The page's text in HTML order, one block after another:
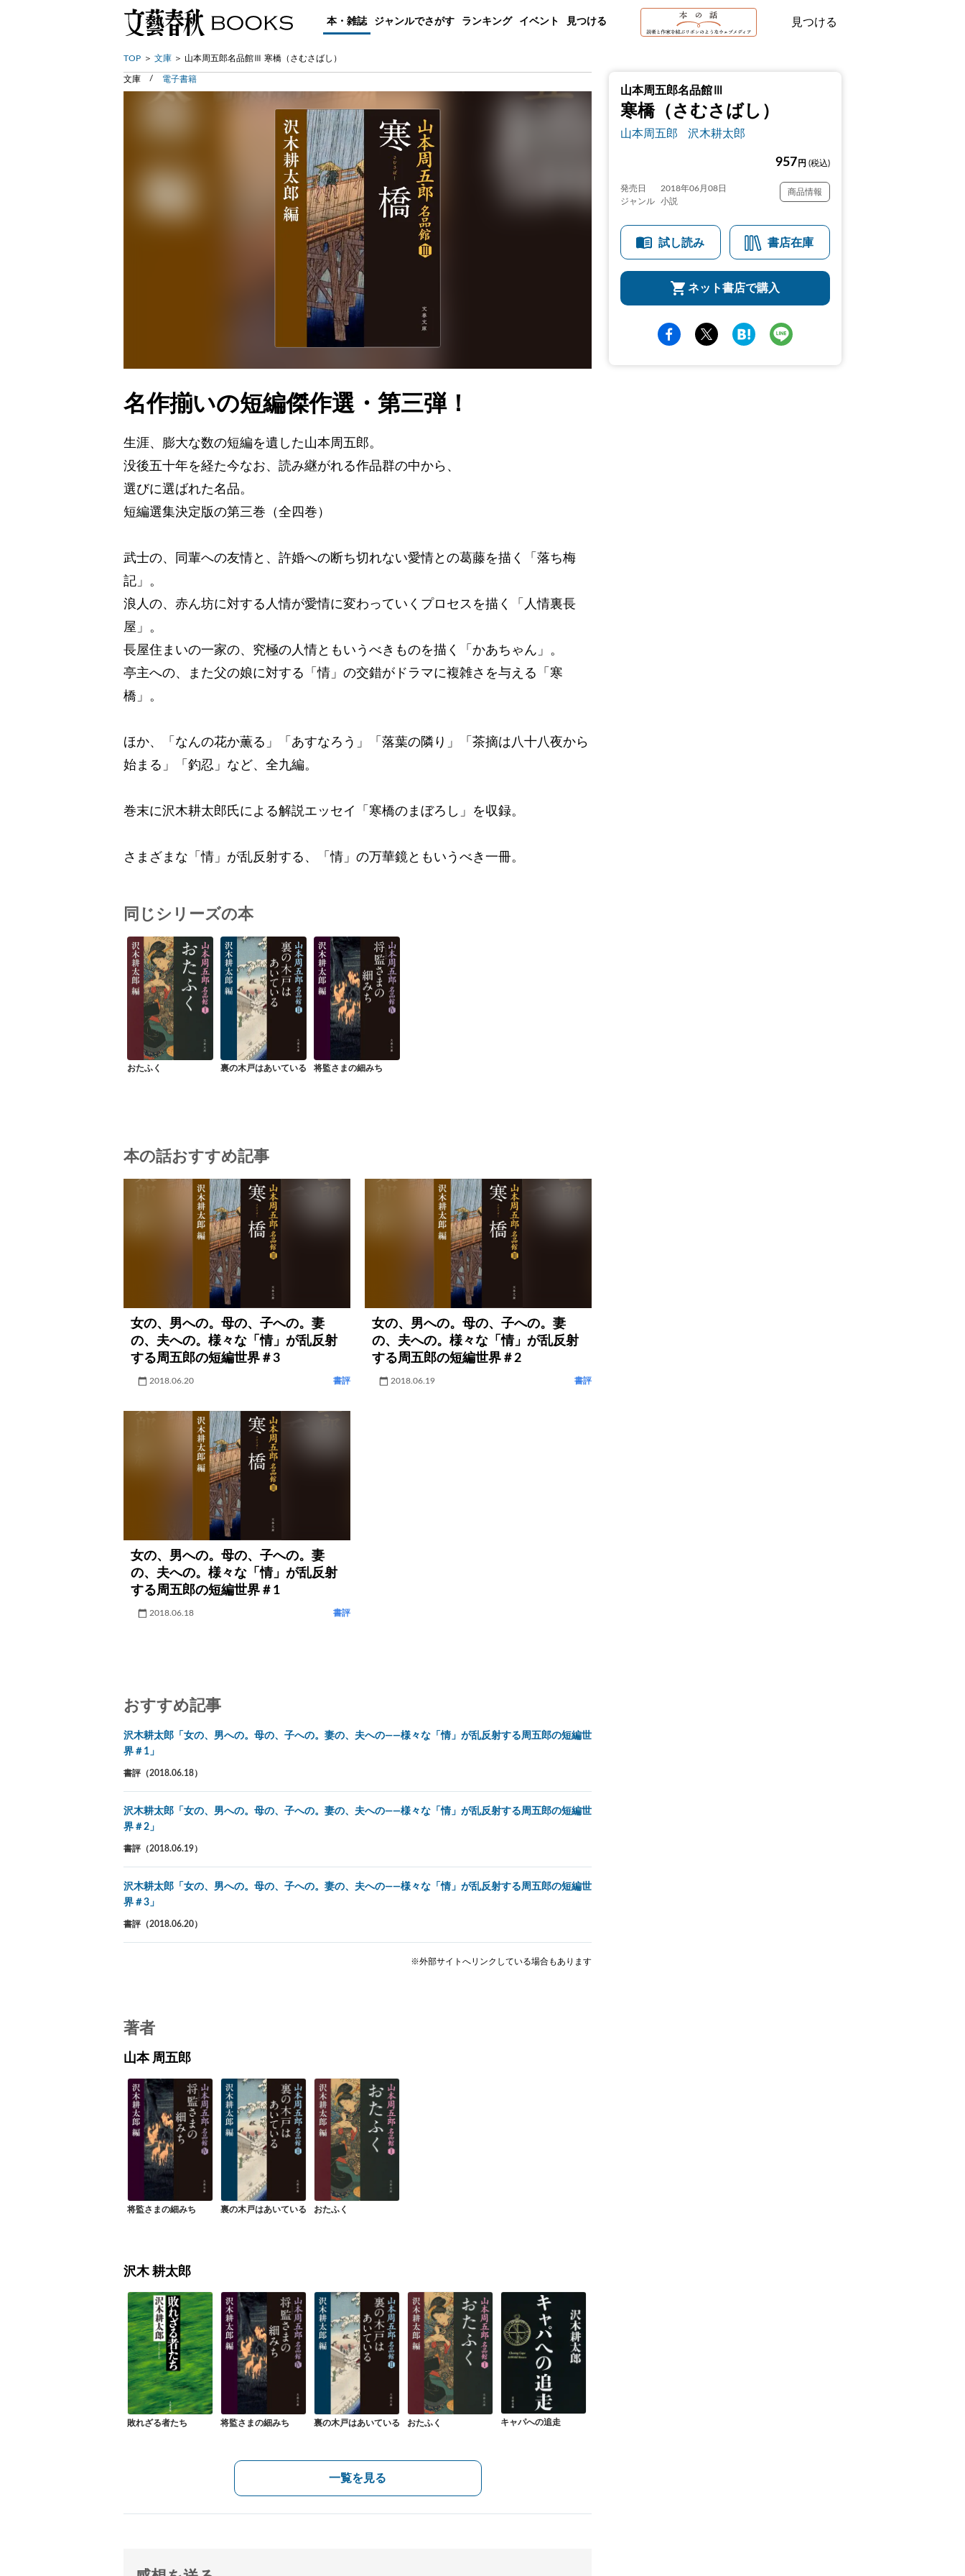
本・雑誌 ジャンルでさがす ランキング イベント 見つける 見つける
TOP 文庫 山本周五郎名品館Ⅲ 寒橋（さむさばし）
山本周五郎名品館Ⅲ
寒橋（さむさばし）
山本周五郎 沢木耕太郎
957 円 (税込)
発売日
2018年06月08日
ジャンル
小説
商品情報
試し読み 書店在庫
ネット書店で購入
文庫 電子書籍
名作揃いの短編傑作選・第三弾！
生涯、膨大な数の短編を遺した山本周五郎。
没後五十年を経た今なお、読み継がれる作品群の中から、
選びに選ばれた名品。
短編選集決定版の第三巻（全四巻）
武士の、同輩への友情と、許婚への断ち切れない愛情との葛藤を描く「落ち梅
記」。
浪人の、赤ん坊に対する人情が愛情に変わっていくプロセスを描く「人情裏長
屋」。
長屋住まいの一家の、究極の人情ともいうべきものを描く「かあちゃん」。
亭主への、また父の娘に対する「情」の交錯がドラマに複雑さを与える「寒
橋」。
ほか、「なんの花か薫る」「あすなろう」「落葉の隣り」「茶摘は八十八夜から
始まる」「釣忍」など、全九編。
巻末に沢木耕太郎氏による解説エッセイ「寒橋のまぼろし」を収録。
さまざまな「情」が乱反射する、「情」の万華鏡ともいうべき一冊。
同じシリーズの本
おたふく 裏の木戸はあいている 将監さまの細みち
本の話おすすめ記事
女の、男への。母の、子への。妻
の、夫への。様々な「情」が乱反射
する周五郎の短編世界＃3
2018.06.20 書評
女の、男への。母の、子への。妻
の、夫への。様々な「情」が乱反射
する周五郎の短編世界＃2
2018.06.19 書評
女の、男への。母の、子への。妻
の、夫への。様々な「情」が乱反射
する周五郎の短編世界＃1
2018.06.18 書評
おすすめ記事
沢木耕太郎「女の、男への。母の、子への。妻の、夫への――様々な「情」が乱反射する周五郎の短編世
界＃1」
書評（2018.06.18）
沢木耕太郎「女の、男への。母の、子への。妻の、夫への――様々な「情」が乱反射する周五郎の短編世
界＃2」
書評（2018.06.19）
沢木耕太郎「女の、男への。母の、子への。妻の、夫への――様々な「情」が乱反射する周五郎の短編世
界＃3」
書評（2018.06.20）
※外部サイトへリンクしている場合もあります
著者
山本 周五郎
将監さまの細みち 裏の木戸はあいている おたふく
沢木 耕太郎
敗れざる者たち 将監さまの細みち 裏の木戸はあいている おたふく キャパへの追走
一覧を見る